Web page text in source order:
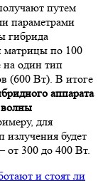
путем
параметрами
гибрида
матрицы по 100
на один тип
(600 Вт). В итоге
аппарата
волны
для
будет
от 300 до 400 Вт.